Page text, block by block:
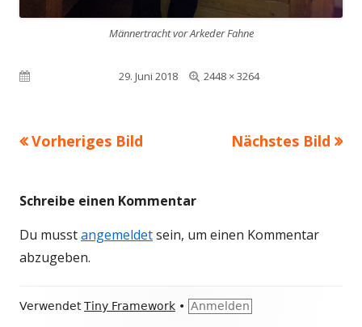
Männertracht vor Arkeder Fahne
Veröffentlicht am29. Juni 2018
Volle
2448 × 3264
Vorheriges Bild Nächstes Bild
Schreibe einen Kommentar
Du musstangemeldetsein, um einen Kommentar
abzugeben.
Footer
VerwendetTiny Framework • Anmelden